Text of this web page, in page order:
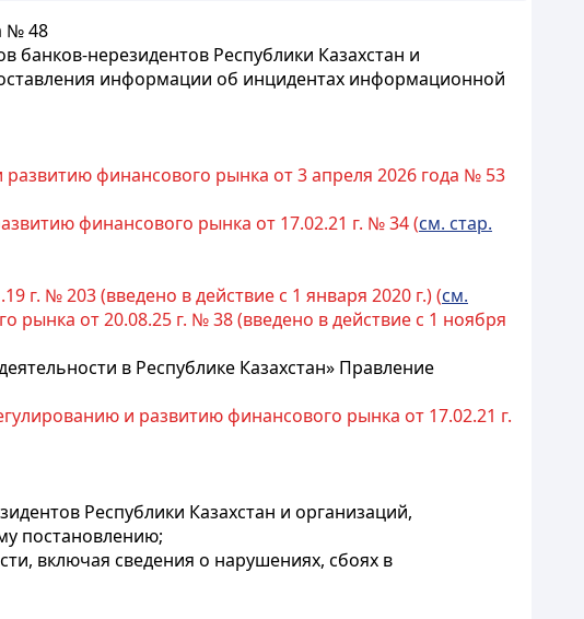
№ 48
нерезидентов Республики Казахстан и
информации об инцидентах информационной
финансового рынка от 3 апреля 2026 года № 53
финансового рынка от 17.02.21 г. № 34 (см. стар.
г. № 203 (введено в действие с 1 января 2020 г.) (см.
от 20.08.25 г. № 38 (введено в действие с 1 ноября
в Республике Казахстан» Правление
и развитию финансового рынка от 17.02.21 г.
Республики Казахстан и организаций,
постановлению;
включая сведения о нарушениях, сбоях в